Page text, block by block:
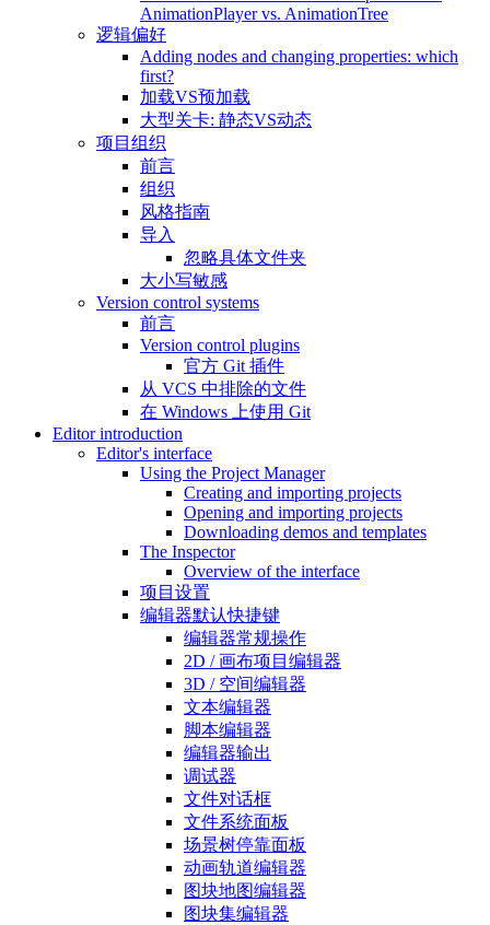
AnimationPlayer vs. AnimationTree
逻辑偏好
Adding nodes and changing properties: which
first?
加载VS预加载
大型关卡: 静态VS动态
项目组织
前言
组织
风格指南
导入
忽略具体文件夹
大小写敏感
Version control systems
前言
Version control plugins
官方 Git 插件
从 VCS 中排除的文件
在 Windows 上使用 Git
Editor introduction
Editor's interface
Using the Project Manager
Creating and importing projects
Opening and importing projects
Downloading demos and templates
The Inspector
Overview of the interface
项目设置
编辑器默认快捷键
编辑器常规操作
2D / 画布项目编辑器
3D / 空间编辑器
文本编辑器
脚本编辑器
编辑器输出
调试器
文件对话框
文件系统面板
场景树停靠面板
动画轨道编辑器
图块地图编辑器
图块集编辑器